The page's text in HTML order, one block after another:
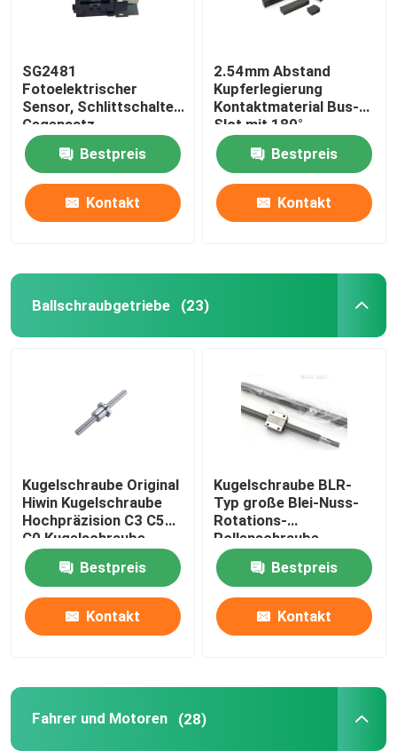
Fabrik Tour
Qualitätskontrolle
Kontakt
Nachrichten
Elektronische Komponenten
SG2481
Fotoelektrischer
Sensor, Schlittschalter,
Gegensatz-
Fotoelektrischer
Induktor, Infrarot-
Induktionsschalter
Bestpreis
Kontakt
2.54mm Abstand
Kupferlegierung
Kontaktmaterial Bus-
Slot mit 180°
gebogenen Fuß Gold
Finger Socket
Bestpreis
Kontakt
Ballschraubgetriebe (23)
Kugelschraube Original
Hiwin Kugelschraube
Hochpräzision C3 C5
C0 Kugelschraube
Bestpreis
Kontakt
Kugelschraube BLR-
Typ große Blei-Nuss-
Rotations-
Rollenschraube,
Präzisions-
Kugelschraube und
Rollschraube.
Bestpreis
Kontakt
Fahrer und Motoren (28)